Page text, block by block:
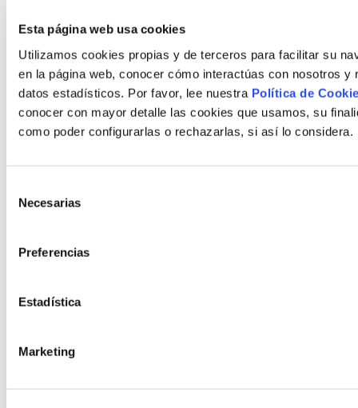
Esta página web usa cookies
Utilizamos cookies propias y de terceros para facilitar su
en la página web, conocer cómo interactúas con nosotros y
datos estadísticos. Por favor, lee nuestra Política de
conocer con mayor detalle las cookies que usamos, su
como poder configurarlas o rechazarlas, si así lo considera.
Necesarias
Preferencias
Estadística
Marketing
participarán a través de la
persona designada por
cada entidad, en el Jurado
de concesión de dichas
becas.
Las solicitudes para las